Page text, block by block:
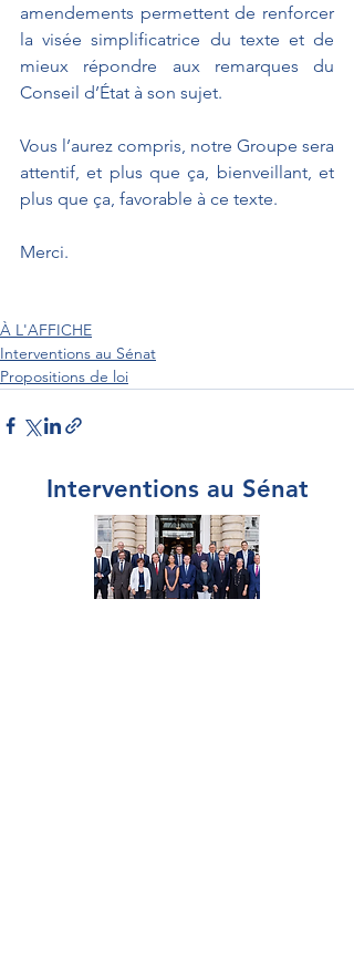
amendements permettent de renforcer
la visée simplificatrice du texte et de
mieux répondre aux remarques du
Conseil d’État à son sujet.
Vous l’aurez compris, notre Groupe sera
attentif, et plus que ça, bienveillant, et
plus que ça, favorable à ce texte.
Merci.
À L'AFFICHE
Interventions au Sénat
Propositions de loi
Interventions au Sénat